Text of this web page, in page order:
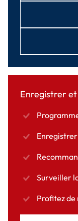
Enregistrer
Surveiller
Profitez de